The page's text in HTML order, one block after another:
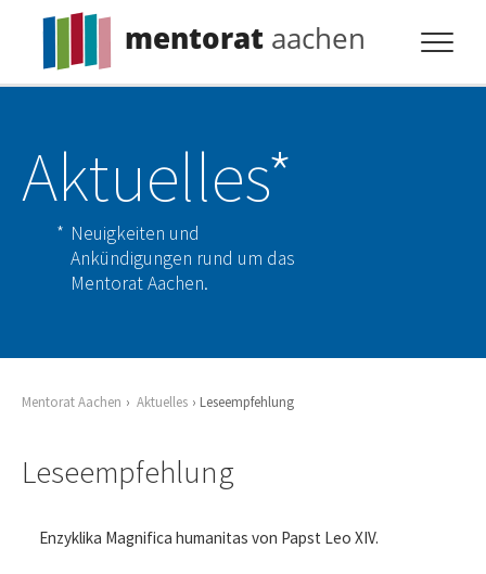
mentorat aachen
Pflicht
Extras
Aktuelles
Kontakt
Aktuelles*
Neuigkeiten und
Ankündigungen rund um das
Mentorat Aachen.
Mentorat Aachen Aktuelles Leseempfehlung
Leseempfehlung
Enzyklika Magnifica humanitas von Papst Leo XIV.